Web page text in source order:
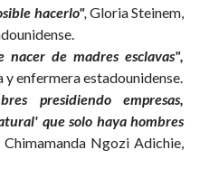
hacerlo", Gloria Steinem,
de madres esclavas",
enfermera estadounidense.
presidiendo empresas,
que solo haya hombres
Chimamanda Ngozi Adichie,